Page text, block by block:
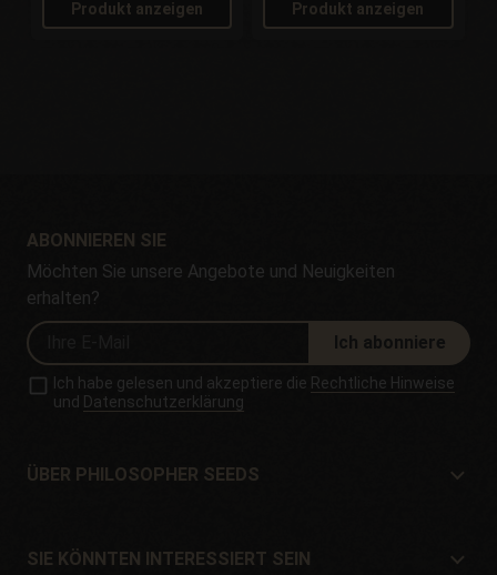
Produkt anzeigen Produkt anzeigen
ABONNIEREN SIE
Möchten Sie unsere Angebote und Neuigkeiten
erhalten?
Ich abonniere
Ich habe gelesen und akzeptiere die Rechtliche Hinweise
und Datenschutzerklärung
ÜBER PHILOSOPHER SEEDS
Lage und Kontakt
SIE KÖNNTEN INTERESSIERT SEIN